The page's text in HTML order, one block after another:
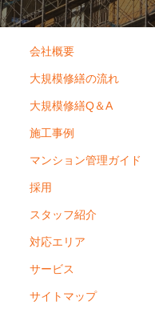
会社概要
大規模修繕の流れ
大規模修繕Q＆A
施工事例
マンション管理ガイド
採用
スタッフ紹介
対応エリア
サービス
サイトマップ